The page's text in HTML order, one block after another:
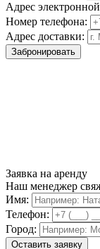
Адрес
Номер телефона:
Адрес доставки:
Забронировать
Заявка на аренду
Наш менеджер
Имя:
Телефон:
Город: